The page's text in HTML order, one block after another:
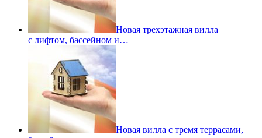
Новая трехэтажная вилла
с лифтом, бассейном и…
Новая вилла с тремя террасами,